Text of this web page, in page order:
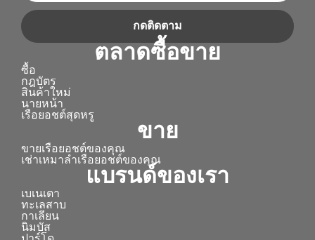
กดติดตาม
ตลาดซื้อขาย
ซื้อ
กฎบัตร
สินค้าใหม่
นายหน้า
เรือยอชต์สุดหรู
ขาย
ขายเรือยอชต์ของคุณ
เช่าเหมาลำเรือยอชต์ของคุณ
แบรนด์ของเรา
เบเนเตา
ทะเลสาบ
กาเลียน
นิมบัส